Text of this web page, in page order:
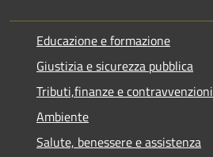
Educazione e formazione
Giustizia e sicurezza pubblica
Tributi,finanze e contravvenzioni
Ambiente
Salute, benessere e assistenza